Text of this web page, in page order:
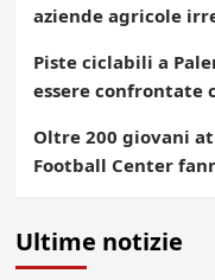
aziende agricole
Piste ciclabili a
essere
Oltre 200 giovani
Football Center
Ultime notizie